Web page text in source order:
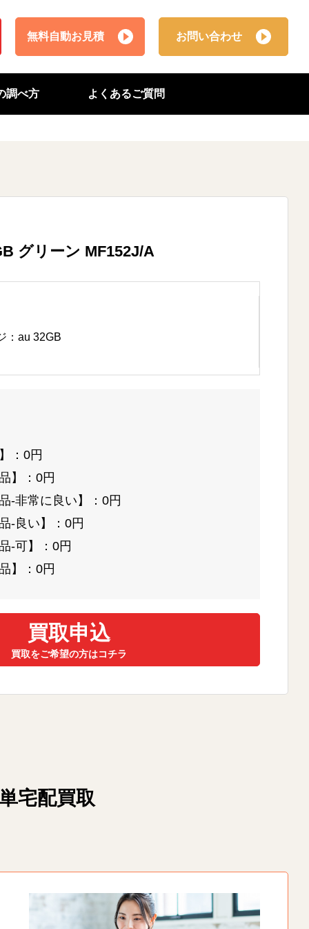
無料自動お見積 お問い合わせ
調べ方 よくあるご質問
グリーン MF152J/A
：au 32GB
：0円
】：0円
-非常に良い】：0円
-良い】：0円
-可】：0円
】：0円
買取申込
買取をご希望の方はコチラ
宅配買取